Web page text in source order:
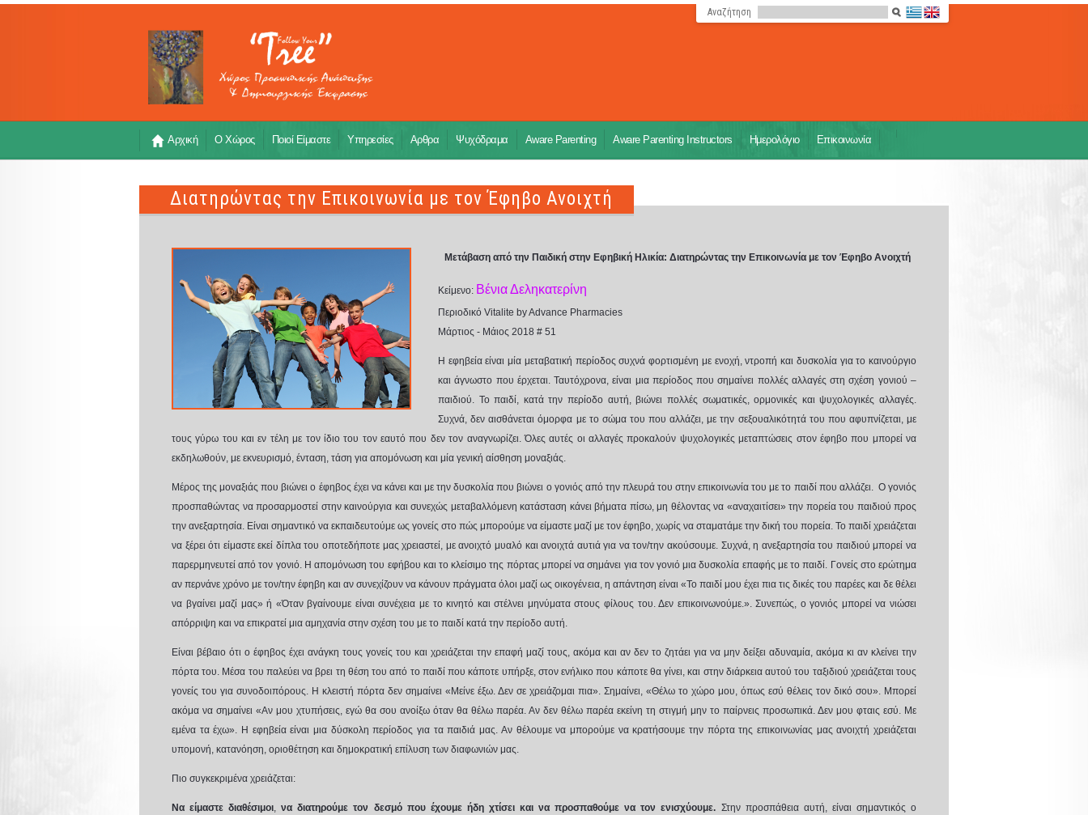
Αναζήτηση
Αρχική Ο Χώρος Ποιοί Είμαστε Υπηρεσίες Αρθρα Ψυχόδραμα Aware Parenting Aware Parenting Instructors Ημερολόγιο Επικοινωνία
Διατηρώντας την Επικοινωνία με τον Έφηβο Ανοιχτή
Μετάβαση από την Παιδική στην Εφηβική Ηλικία: Διατηρώντας την Επικοινωνία με τον Έφηβο Ανοιχτή
Κείμενο: Βένια Δεληκατερίνη
Περιοδικό Vitalite by Advance Pharmacies
Μάρτιος - Μάιος 2018 # 51
Η εφηβεία είναι μία μεταβατική περίοδος συχνά φορτισμένη με ενοχή, ντροπή και δυσκολία για το καινούργιο
και άγνωστο που έρχεται. Ταυτόχρονα, είναι μια περίοδος που σημαίνει πολλές αλλαγές στη σχέση γονιού –
παιδιού. Το παιδί, κατά την περίοδο αυτή, βιώνει πολλές σωματικές, ορμονικές και ψυχολογικές αλλαγές.
Συχνά, δεν αισθάνεται όμορφα με το σώμα του που αλλάζει, με την σεξουαλικότητά του που αφυπνίζεται, με
τους γύρω του και εν τέλη με τον ίδιο του τον εαυτό που δεν τον αναγνωρίζει. Όλες αυτές οι αλλαγές προκαλούν ψυχολογικές μεταπτώσεις στον έφηβο που μπορεί να
εκδηλωθούν, με εκνευρισμό, ένταση, τάση για απομόνωση και μία γενική αίσθηση μοναξιάς.
Μέρος της μοναξιάς που βιώνει ο έφηβος έχει να κάνει και με την δυσκολία που βιώνει ο γονιός από την πλευρά του στην επικοινωνία του με το παιδί που αλλάζει. Ο γονιός
προσπαθώντας να προσαρμοστεί στην καινούργια και συνεχώς μεταβαλλόμενη κατάσταση κάνει βήματα πίσω, μη θέλοντας να «αναχαιτίσει» την πορεία του παιδιού προς
την ανεξαρτησία. Είναι σημαντικό να εκπαιδευτούμε ως γονείς στο πώς μπορούμε να είμαστε μαζί με τον έφηβο, χωρίς να σταματάμε την δική του πορεία. Το παιδί χρειάζεται
να ξέρει ότι είμαστε εκεί δίπλα του οποτεδήποτε μας χρειαστεί, με ανοιχτό μυαλό και ανοιχτά αυτιά για να τον/την ακούσουμε. Συχνά, η ανεξαρτησία του παιδιού μπορεί να
παρερμηνευτεί από τον γονιό. Η απομόνωση του εφήβου και το κλείσιμο της πόρτας μπορεί να σημάνει για τον γονιό μια δυσκολία επαφής με το παιδί. Γονείς στο ερώτημα
αν περνάνε χρόνο με τον/την έφηβη και αν συνεχίζουν να κάνουν πράγματα όλοι μαζί ως οικογένεια, η απάντηση είναι «Το παιδί μου έχει πια τις δικές του παρέες και δε θέλει
να βγαίνει μαζί μας» ή «Όταν βγαίνουμε είναι συνέχεια με το κινητό και στέλνει μηνύματα στους φίλους του. Δεν επικοινωνούμε.». Συνεπώς, ο γονιός μπορεί να νιώσει
απόρριψη και να επικρατεί μια αμηχανία στην σχέση του με το παιδί κατά την περίοδο αυτή.
Είναι βέβαιο ότι ο έφηβος έχει ανάγκη τους γονείς του και χρειάζεται την επαφή μαζί τους, ακόμα και αν δεν το ζητάει για να μην δείξει αδυναμία, ακόμα κι αν κλείνει την
πόρτα του. Μέσα του παλεύει να βρει τη θέση του από το παιδί που κάποτε υπήρξε, στον ενήλικο που κάποτε θα γίνει, και στην διάρκεια αυτού του ταξιδιού χρειάζεται τους
γονείς του για συνοδοιπόρους. Η κλειστή πόρτα δεν σημαίνει «Μείνε έξω. Δεν σε χρειάζομαι πια». Σημαίνει, «Θέλω το χώρο μου, όπως εσύ θέλεις τον δικό σου». Μπορεί
ακόμα να σημαίνει «Αν μου χτυπήσεις, εγώ θα σου ανοίξω όταν θα θέλω παρέα. Αν δεν θέλω παρέα εκείνη τη στιγμή μην το παίρνεις προσωπικά. Δεν μου φταις εσύ. Με
εμένα τα έχω». Η εφηβεία είναι μια δύσκολη περίοδος για τα παιδιά μας. Αν θέλουμε να μπορούμε να κρατήσουμε την πόρτα της επικοινωνίας μας ανοιχτή χρειάζεται
υπομονή, κατανόηση, οριοθέτηση και δημοκρατική επίλυση των διαφωνιών μας.
Πιο συγκεκριμένα χρειάζεται:
Να είμαστε διαθέσιμοι,να διατηρούμε τον δεσμό που έχουμε ήδη χτίσει και να προσπαθούμε να τον ενισχύουμε. Στην προσπάθεια αυτή, είναι σημαντικός ο